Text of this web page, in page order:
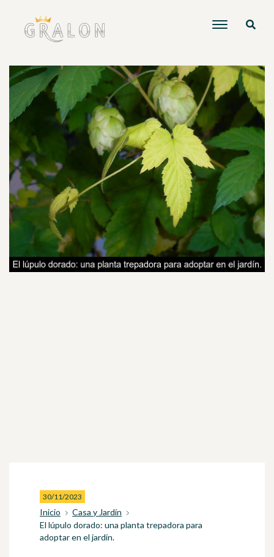
30/11/2023
Inicio
Casa y Jardín
El lúpulo dorado: una planta trepadora para
adoptar en el jardín.